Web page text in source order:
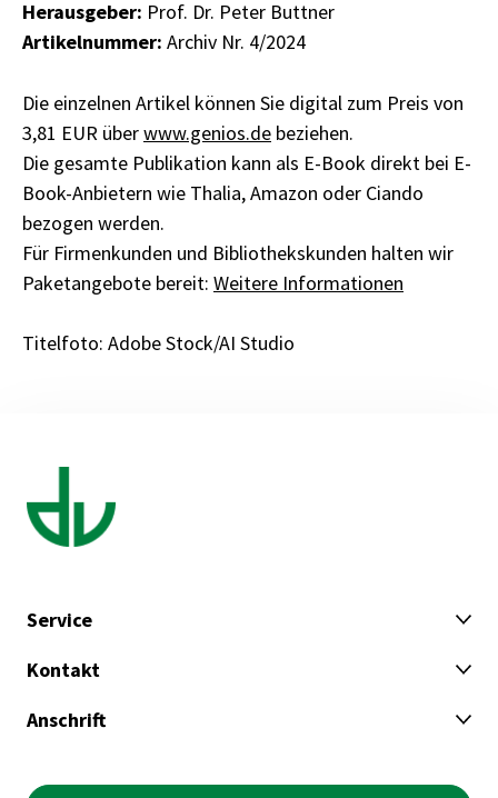
Herausgeber: Prof. Dr. Peter Buttner
Artikelnummer: Archiv Nr. 4/2024
Die einzelnen Artikel können Sie digital zum Preis von
3,81 EUR überwww.genios.de beziehen.
Die gesamte Publikation kann als E-Book direkt bei E-
Book-Anbietern wie Thalia, Amazon oder Ciando
bezogen werden.
Für Firmenkunden und Bibliothekskunden halten wir
Paketangebote bereit: Weitere Informationen
Titelfoto: Adobe Stock/AI Studio
Service
Kontakt
Anschrift